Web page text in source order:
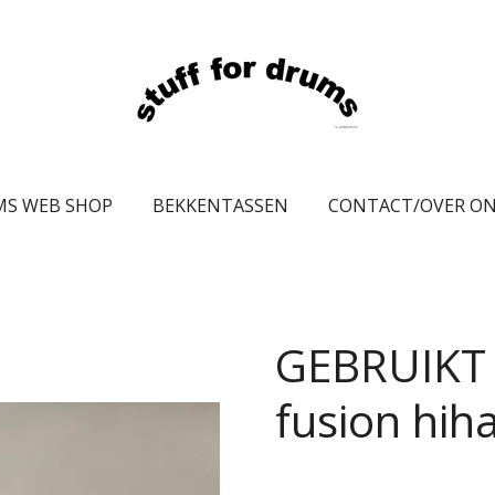
WEB SHOP BEKKENTASSEN CONTACT/OVER
fusion